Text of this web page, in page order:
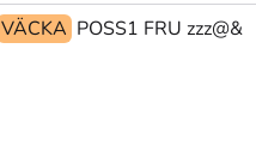
VÄCKA POSS1 FRU zzz@&